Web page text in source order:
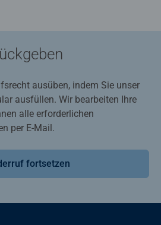
ausüben, indem Sie unser
ausfüllen. Wir bearbeiten Ihre
alle erforderlichen
per E-Mail.
fortsetzen